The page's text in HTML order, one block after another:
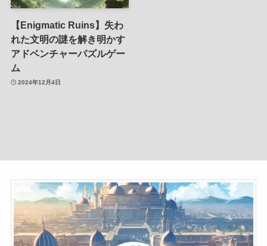
【Enigmatic Ruins】失わ
れた文明の謎を解き明かす
アドベンチャーパズルゲー
ム
2024年12月4日